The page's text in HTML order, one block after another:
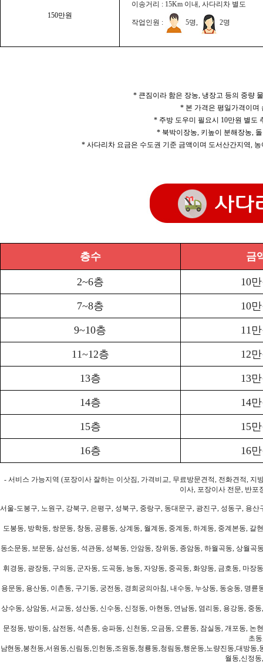
150만원
이송거리 : 15Km 이내, 사다리차 별도
작업인원 : 5명, 2명
* 큰짐이라 함은 장농, 냉장고 등의 중량
* 본 가격은 평일가격이며
* 주방 도우미 필요시 10만원 별도
* 북박이장농, 키높이 분해장농,
* 사다리차 요금은 수도권 기준 금액이며 도서산간지역,
층수 금
2~6층 10
7~8층 10
9~10층 11
11~12층 12
13층 13
14층 14
15층 15
16층 16
- 서비스 가능지역 (포장이사 잘하는 이삿짐, 가격비교, 무료방문견적, 전화견적,
이사, 포장이사 전문, 반포
서울-도봉구, 노원구, 강북구, 은평구, 성북구, 중랑구, 동대문구, 광진구, 성동구, 용
도봉동, 방학동, 쌍문동, 창동, 공릉동, 상계동, 월계동, 중계동, 하계동, 중계본동,
동소문동, 보문동, 삼선동, 석관동, 성북동, 안암동, 장위동, 종암동, 하월곡동, 상월
휘경동, 광장동, 구의동, 군자동, 도곡동, 능동, 자양동, 중곡동, 화양동, 금호동, 마
용문동, 용산동, 이촌동, 구기동, 궁전동, 경희궁의아침, 내수동, 누상동, 동숭동, 명
상수동, 상암동, 서교동, 성산동, 신수동, 신정동, 아현동, 연남동, 염리동, 용강동, 중
문정동, 방이동, 삼전동, 석촌동, 송파동, 신천동, 오금동, 오륜동, 잠실동, 개포동,
초
남현동,봉천동,서원동,신림동,인헌동,조원동,청룡동,청림동,행운동,노량진동,대방
월동,신정